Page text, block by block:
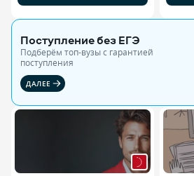
Поступление без ЕГЭ
Подберём топ-вузы c гарантией
поступления
ДАЛЕЕ